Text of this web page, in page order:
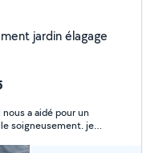
jardin élagage
a aidé pour un
soigneusement. je